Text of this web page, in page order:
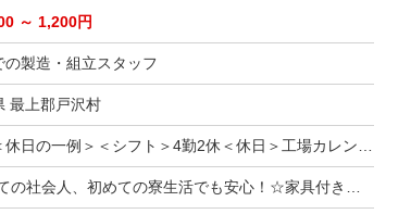
～ 1,200円
の製造・組立スタッフ
最上郡戸沢村
日の一例＞＜シフト＞4勤2休＜休日＞工場カレンダーによる★長期休暇あり★有給休暇あり※配属先により休日・勤務形...
人、初めての寮生活でも安心！☆家具付き寮で初期費用0円！テレビ、エアコン、冷蔵庫など生活に必要な家電が...